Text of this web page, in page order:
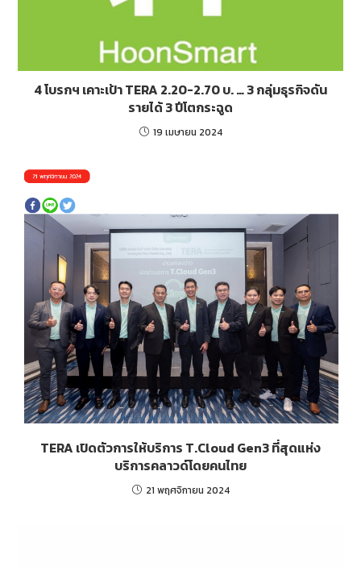
4 โบรกฯ เคาะเป้า TERA 2.20-2.70 บ. … 3 กลุ่มธุรกิจดัน
รายได้ 3 ปีโตกระฉูด
19 เมษายน 2024
TERA เปิดตัวการให้บริการ T.Cloud Gen3 ที่สุดแห่ง
บริการคลาวด์โดยคนไทย
21 พฤศจิกายน 2024